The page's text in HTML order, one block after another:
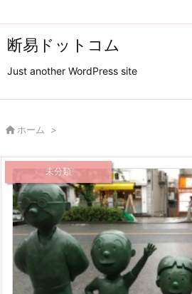
断易ドットコム
Just another WordPress site
 ホーム >
未分類